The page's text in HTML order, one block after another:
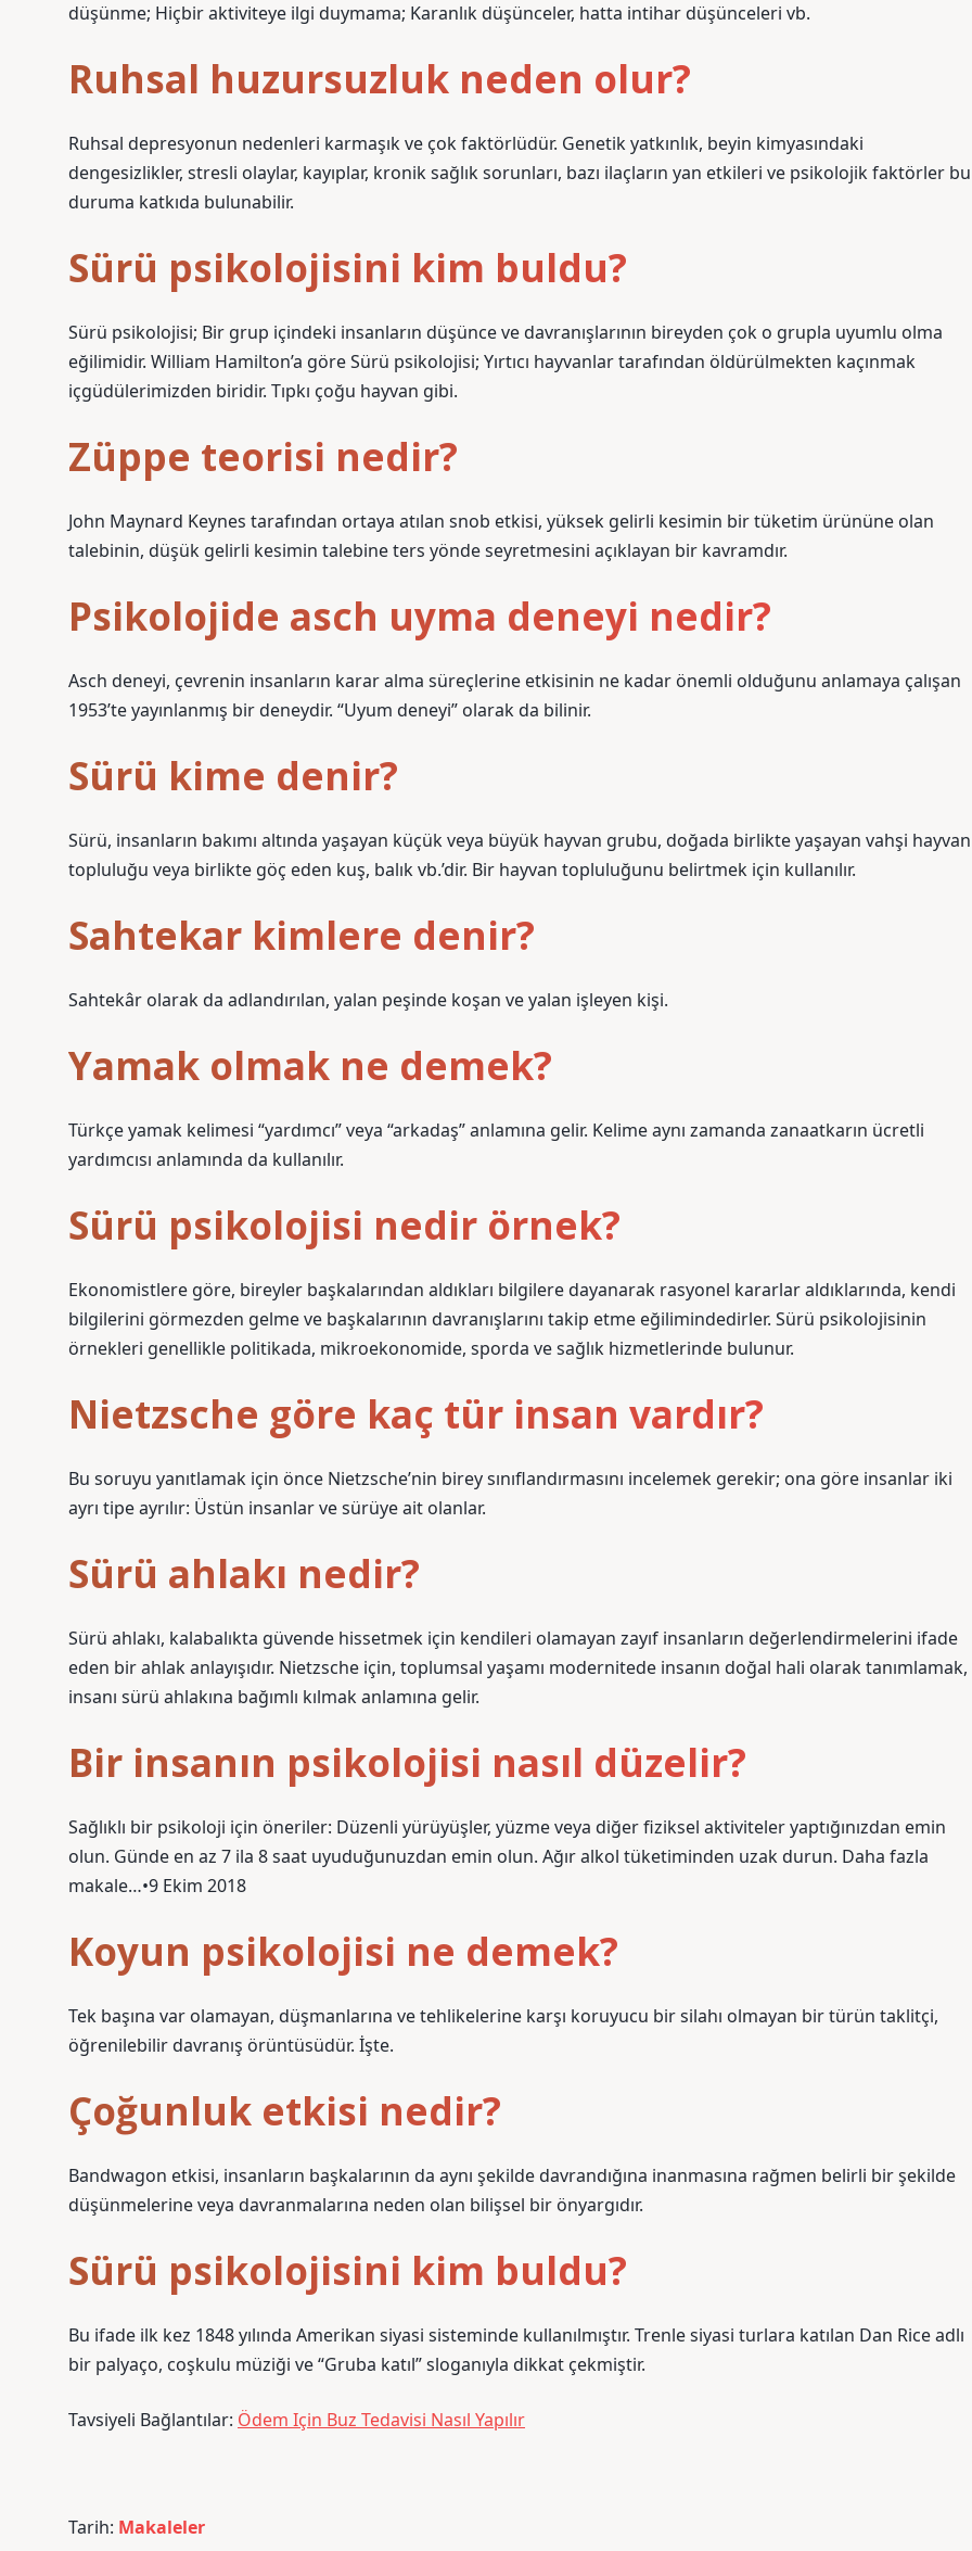
düşünme; Hiçbir aktiviteye ilgi duymama; Karanlık düşünceler, hatta intihar düşünceleri vb.
Ruhsal huzursuzluk neden olur?
Ruhsal depresyonun nedenleri karmaşık ve çok faktörlüdür. Genetik yatkınlık, beyin kimyasındaki
dengesizlikler, stresli olaylar, kayıplar, kronik sağlık sorunları, bazı ilaçların yan etkileri ve psikolojik faktörler bu
duruma katkıda bulunabilir.
Sürü psikolojisini kim buldu?
Sürü psikolojisi; Bir grup içindeki insanların düşünce ve davranışlarının bireyden çok o grupla uyumlu olma
eğilimidir. William Hamilton’a göre Sürü psikolojisi; Yırtıcı hayvanlar tarafından öldürülmekten kaçınmak
içgüdülerimizden biridir. Tıpkı çoğu hayvan gibi.
Züppe teorisi nedir?
John Maynard Keynes tarafından ortaya atılan snob etkisi, yüksek gelirli kesimin bir tüketim ürününe olan
talebinin, düşük gelirli kesimin talebine ters yönde seyretmesini açıklayan bir kavramdır.
Psikolojide asch uyma deneyi nedir?
Asch deneyi, çevrenin insanların karar alma süreçlerine etkisinin ne kadar önemli olduğunu anlamaya çalışan
1953’te yayınlanmış bir deneydir. “Uyum deneyi” olarak da bilinir.
Sürü kime denir?
Sürü, insanların bakımı altında yaşayan küçük veya büyük hayvan grubu, doğada birlikte yaşayan vahşi hayvan
topluluğu veya birlikte göç eden kuş, balık vb.’dir. Bir hayvan topluluğunu belirtmek için kullanılır.
Sahtekar kimlere denir?
Sahtekâr olarak da adlandırılan, yalan peşinde koşan ve yalan işleyen kişi.
Yamak olmak ne demek?
Türkçe yamak kelimesi “yardımcı” veya “arkadaş” anlamına gelir. Kelime aynı zamanda zanaatkarın ücretli
yardımcısı anlamında da kullanılır.
Sürü psikolojisi nedir örnek?
Ekonomistlere göre, bireyler başkalarından aldıkları bilgilere dayanarak rasyonel kararlar aldıklarında, kendi
bilgilerini görmezden gelme ve başkalarının davranışlarını takip etme eğilimindedirler. Sürü psikolojisinin
örnekleri genellikle politikada, mikroekonomide, sporda ve sağlık hizmetlerinde bulunur.
Nietzsche göre kaç tür insan vardır?
Bu soruyu yanıtlamak için önce Nietzsche’nin birey sınıflandırmasını incelemek gerekir; ona göre insanlar iki
ayrı tipe ayrılır: Üstün insanlar ve sürüye ait olanlar.
Sürü ahlakı nedir?
Sürü ahlakı, kalabalıkta güvende hissetmek için kendileri olamayan zayıf insanların değerlendirmelerini ifade
eden bir ahlak anlayışıdır. Nietzsche için, toplumsal yaşamı modernitede insanın doğal hali olarak tanımlamak,
insanı sürü ahlakına bağımlı kılmak anlamına gelir.
Bir insanın psikolojisi nasıl düzelir?
Sağlıklı bir psikoloji için öneriler: Düzenli yürüyüşler, yüzme veya diğer fiziksel aktiviteler yaptığınızdan emin
olun. Günde en az 7 ila 8 saat uyuduğunuzdan emin olun. Ağır alkol tüketiminden uzak durun. Daha fazla
makale…•9 Ekim 2018
Koyun psikolojisi ne demek?
Tek başına var olamayan, düşmanlarına ve tehlikelerine karşı koruyucu bir silahı olmayan bir türün taklitçi,
öğrenilebilir davranış örüntüsüdür. İşte.
Çoğunluk etkisi nedir?
Bandwagon etkisi, insanların başkalarının da aynı şekilde davrandığına inanmasına rağmen belirli bir şekilde
düşünmelerine veya davranmalarına neden olan bilişsel bir önyargıdır.
Sürü psikolojisini kim buldu?
Bu ifade ilk kez 1848 yılında Amerikan siyasi sisteminde kullanılmıştır. Trenle siyasi turlara katılan Dan Rice adlı
bir palyaço, coşkulu müziği ve “Gruba katıl” sloganıyla dikkat çekmiştir.
Tavsiyeli Bağlantılar: Ödem Için Buz Tedavisi Nasıl Yapılır
Tarih: Makaleler